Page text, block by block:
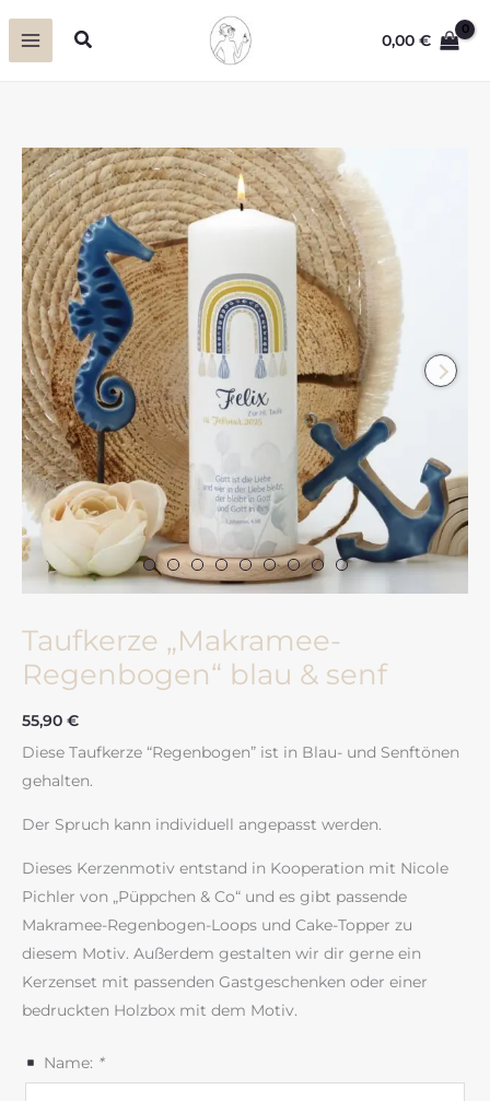
Inhalt
Suchen 0,00€
Taufkerze „Makramee-
Regenbogen“ blau & senf
55,90 €
Diese Taufkerze “Regenbogen” ist in Blau- und Senftönen
gehalten.
Der Spruch kann individuell angepasst werden.
Dieses Kerzenmotiv entstand in Kooperation mit Nicole
Pichler von „Püppchen & Co“ und es gibt passende
Makramee-Regenbogen-Loops und Cake-Topper zu
diesem Motiv. Außerdem gestalten wir dir gerne ein
Kerzenset mit passenden Gastgeschenken oder einer
bedruckten Holzbox mit dem Motiv.
Name: *